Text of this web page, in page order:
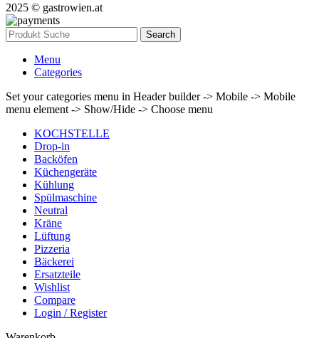
2025 © gastrowien.at
Search
Menu
Categories
Set your categories menu in Header builder -> Mobile -> Mobile
menu element -> Show/Hide -> Choose menu
KOCHSTELLE
Drop-in
Backöfen
Küchengeräte
Kühlung
Spülmaschine
Neutral
Kräne
Lüftung
Pizzeria
Bäckerei
Ersatzteile
Wishlist
Compare
Login / Register